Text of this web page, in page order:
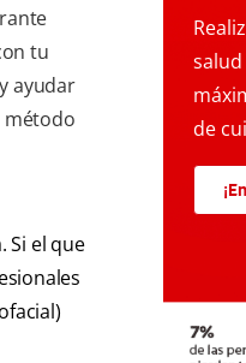
tu
ayudar
método
Si el que
de